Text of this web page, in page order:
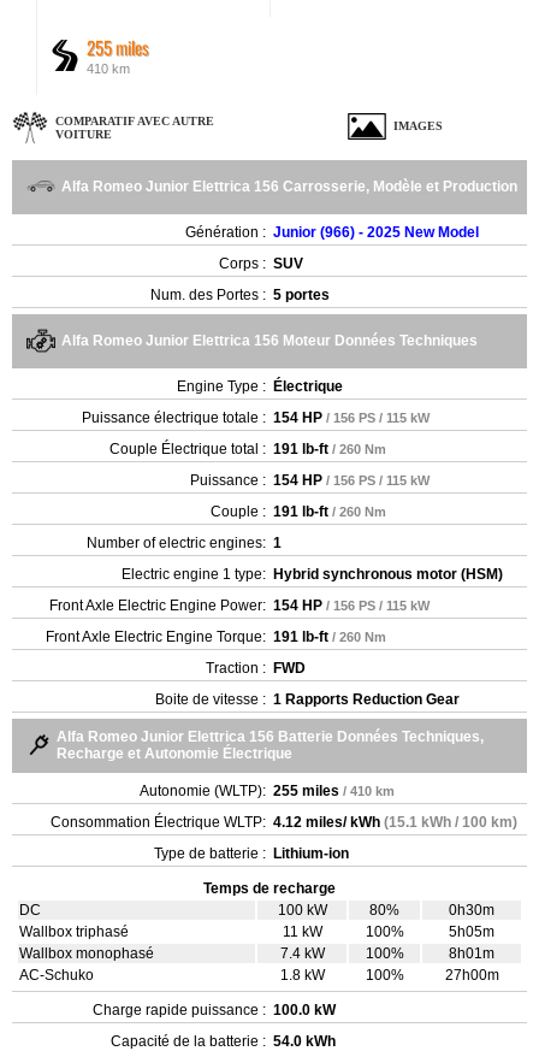
255 miles
410 km
COMPARATIF AVEC AUTRE
VOITURE
IMAGES
Alfa Romeo Junior Elettrica 156 Carrosserie, Modèle et Production
Génération : Junior (966) - 2025 New Model
Corps : SUV
Num. des Portes : 5 portes
Alfa Romeo Junior Elettrica 156 Moteur Données Techniques
Engine Type : Électrique
Puissance électrique totale : 154 HP / 156 PS / 115 kW
Couple Électrique total : 191 lb-ft / 260 Nm
Puissance : 154 HP / 156 PS / 115 kW
Couple : 191 lb-ft / 260 Nm
Number of electric engines: 1
Electric engine 1 type: Hybrid synchronous motor (HSM)
Front Axle Electric Engine Power: 154 HP / 156 PS / 115 kW
Front Axle Electric Engine Torque: 191 lb-ft / 260 Nm
Traction : FWD
Boite de vitesse : 1 Rapports Reduction Gear
Alfa Romeo Junior Elettrica 156 Batterie Données Techniques,
Recharge et Autonomie Électrique
Autonomie (WLTP): 255 miles / 410 km
Consommation Électrique WLTP: 4.12 miles/ kWh (15.1 kWh / 100 km)
Type de batterie : Lithium-ion
Temps de recharge
DC
100 kW 80%
0h30m
Wallbox triphasé
11 kW 100%
5h05m
Wallbox monophasé
7.4 kW 100%
8h01m
AC-Schuko
1.8 kW 100% 27h00m
Charge rapide puissance : 100.0 kW
Capacité de la batterie : 54.0 kWh